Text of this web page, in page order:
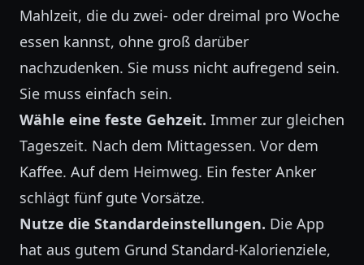
Mahlzeit, die du zwei- oder dreimal pro Woche
essen kannst, ohne groß darüber
nachzudenken. Sie muss nicht aufregend sein.
Sie muss einfach sein.
Wähle eine feste Gehzeit. Immer zur gleichen
Tageszeit. Nach dem Mittagessen. Vor dem
Kaffee. Auf dem Heimweg. Ein fester Anker
schlägt fünf gute Vorsätze.
Nutze die Standardeinstellungen. Die App
hat aus gutem Grund Standard-Kalorienziele,